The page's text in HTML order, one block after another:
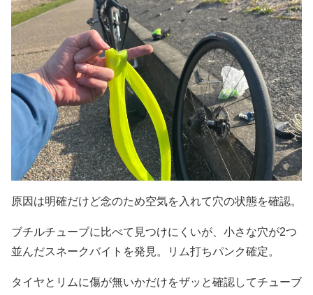
原因は明確だけど念のため空気を入れて穴の状態を確認。
ブチルチューブに比べて見つけにくいが、小さな穴が2つ
並んだスネークバイトを発見。リム打ちパンク確定。
タイヤとリムに傷が無いかだけをザッと確認してチューブ